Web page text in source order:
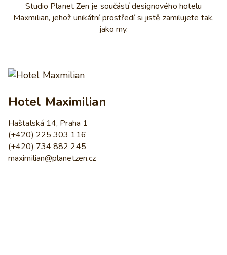
Studio Planet Zen je součástí designového hotelu
Maxmilian, jehož unikátní prostředí si jistě zamilujete tak,
jako my.
Hotel Maximilian
Haštalská 14, Praha 1
(+420) 225 303 116
(+420) 734 882 245
maximilian@planetzen.cz